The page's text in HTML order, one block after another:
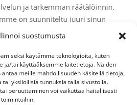
suostumusta
käytämme teknologioita, kuten
ja/tai käyttääksemme laitetietoja. Näiden
meille mahdollisuuden käsitellä tietoja,
tai yksilöllisiä tunnuksia tällä sivustolla.
peruuttaminen voi vaikuttaa haitallisesti
ja tarkemman räätälöinnin.
on suunniteltu juuri sinun
sopivaksi – oli kyseessä sitten
tarkoittaa myös lyhyempiä
vähentää
ja parantaa
tuet suomalaista työtä